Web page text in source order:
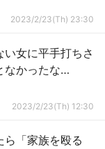
2023/2/23(Th) 23:30
女に平手打ちさ
なかったな…
2023/2/23(Th) 12:30
「家族を殴る